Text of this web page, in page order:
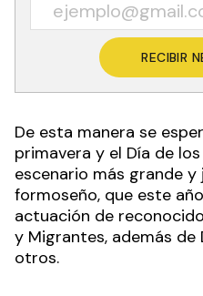
RECIBIR
De esta manera se
primavera y el Día de
escenario más grande
formoseño, que este
actuación de
y Migrantes, además
otros.